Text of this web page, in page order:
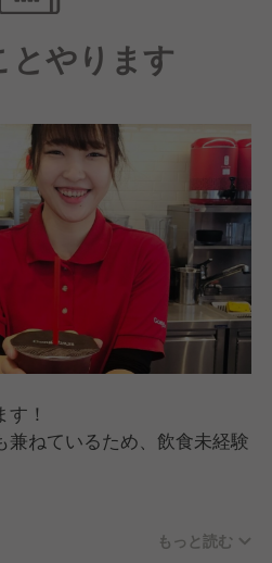
たり、閑散期には休みを増や
って働きやすい環境づくりに
とやります
！
兼ねているため、飲食未経験
ネジメントなどもお任せした
もっと読む